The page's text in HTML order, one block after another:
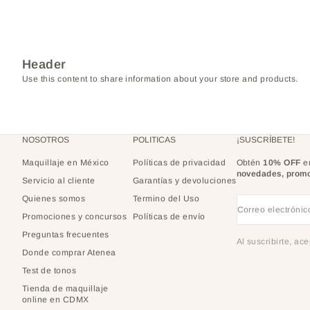
Header
Use this content to share information about your store and products.
NOSOTROS
Maquillaje en México
Servicio al cliente
Quienes somos
Promociones y concursos
Preguntas frecuentes
Donde comprar Atenea
Test de tonos
Tienda de maquillaje
online en CDMX
POLITICAS
Políticas de privacidad
Garantías y devoluciones
Termino del Uso
Políticas de envío
¡SUSCRÍBETE!
Obtén10% OFF
novedades,
Correo
Al suscribirte,